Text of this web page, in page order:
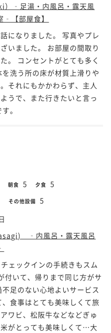
）‐足湯・内風呂・露天風
‐【部屋食】
になりました。 写真やプレ
いました。 お部屋の間取り
。 コンセントがとても多く
洗う所の床が材質上滑りや
それにもかかわらず、主人
うで、また行きたいと言っ
。
朝食 5 夕食 5
その他設備 5
‐内風呂・露天風呂
ェックインの手続きもスム
付いて、帰りまで同じ方がサ
足のない心地よいサービス
食事はとても美味しくて旅
ワビ、松阪牛などなどぎゅ
がとっても美味しくて…大